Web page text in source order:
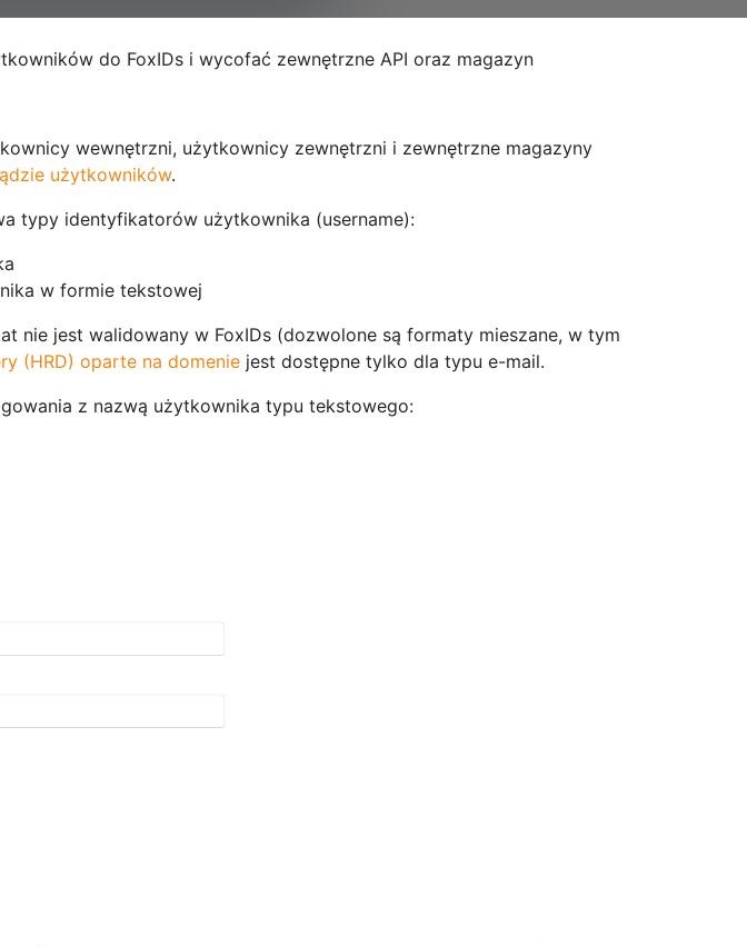
do FoxIDs i wycofać zewnętrzne API oraz magazyn
wewnętrzni, użytkownicy zewnętrzni i zewnętrzne magazyny
użytkowników.
typy identyfikatorów użytkownika (username):
w formie tekstowej
nie jest walidowany w FoxIDs (dozwolone są formaty mieszane, w tym
(HRD) oparte na domenie jest dostępne tylko dla typu e-mail.
z nazwą użytkownika typu tekstowego: